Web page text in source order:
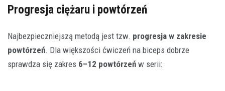
Progresja ciężaru i powtórzeń
Najbezpieczniejszą metodą jest tzw. progresja w zakresie
powtórzeń. Dla większości ćwiczeń na biceps dobrze
sprawdza się zakres 6–12 powtórzeń w serii: